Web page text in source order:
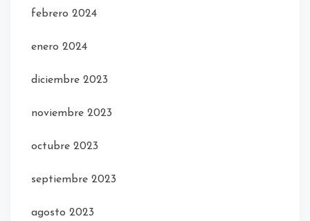
febrero 2024
enero 2024
diciembre 2023
noviembre 2023
octubre 2023
septiembre 2023
agosto 2023